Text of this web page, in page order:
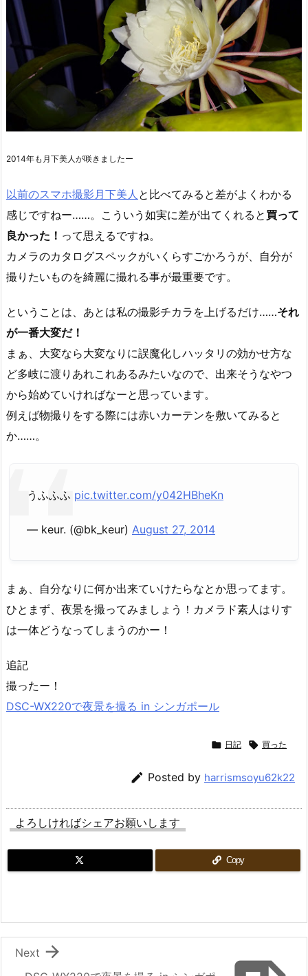
2014年も月下美人が咲きましたー
以前のスマホ撮影月下美人 と比べてみると差がよくわかる
感じですねー……。こういう如実に差が出てくれると 買って
良かった！ って思えるですね。
カメラのカタログスペックがいくらすごかろうが、自分が
撮りたいものを綺麗に撮れる事が最重要です。
ということは、あとは私の撮影チカラを上げるだけ……それ
が一番大変だ！
まぁ、大変なら大変なりに誤魔化しハッタリの効かせ方な
ど多岐に渡りあれこれあるみたいなので、出来そうなやつ
から始めていければなーと思っています。
例えば物撮りをする際には赤いカーテンを敷いてみると
か……。
うふふふ pic.twitter.com/y042HBheKn
— keur. (@bk_keur) August 27, 2014
まぁ、自分なりに何か出来ていけたらなとか思ってます。
ひとまず、夜景を撮ってみましょう！カメラド素人はりす
は一体どうなってしまうのかー！
追記
撮ったー！
DSC-WX220で夜景を撮る in シンガポール
 日記  買った
 Posted by harrismsoyu62k22
よろしければシェアお願いします
Copy

Next